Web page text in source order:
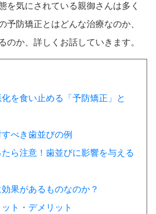
を気にされている親御さんは多く
予防矯正とはどんな治療なのか、
のか、詳しくお話していきます。
を食い止める「予防矯正」と
べき歯並びの例
たら注意！歯並びに影響を与える
果があるものなのか？
ト・デメリット